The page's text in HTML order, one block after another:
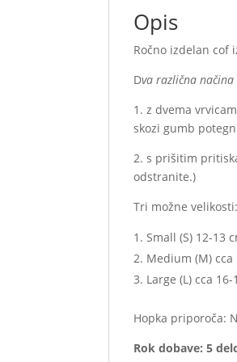
Opis
Ročno izdelan cof
Dva različna načina
1. z dvema
skozi gumb
2. s prišitim
odstranite.)
Tri možne velikosti:
Small (S) 12-13
Medium (M) cca
Large (L) cca 16-
Hopka priporoča:
Rok dobave: 5